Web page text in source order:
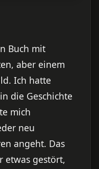
Buch mit
aber einem
Ich hatte
die Geschichte
mich
neu
angeht. Das
etwas gestört,